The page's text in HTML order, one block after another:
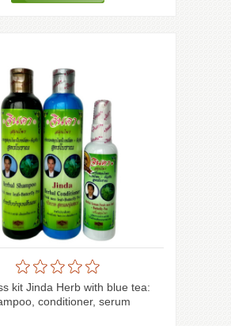
kit Jinda Herb with blue tea:
conditioner, serum